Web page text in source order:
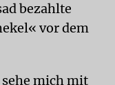
bezahlte
vor dem
sehe mich mit